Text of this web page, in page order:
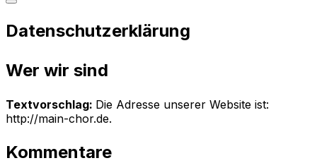
Seitenleiste
Navigation
umschalten
Datenschutzerklärung
Wer wir sind
Textvorschlag: Die Adresse unserer Website ist:
http://main-chor.de.
Kommentare